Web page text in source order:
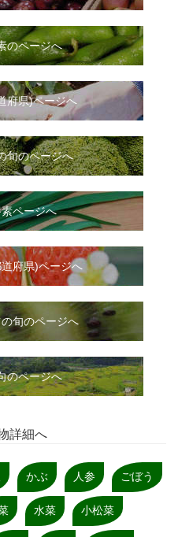
のページへ
府県)ページへ
旬のページへ
ページへ
府県)ページへ
旬のページへ
のページへ
詳細へ
かぶ 人参 ごぼう
水菜 小松菜